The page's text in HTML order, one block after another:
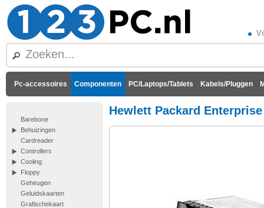
Pc-accessoires Componenten PC/Laptops/Tablets Kabels/Pluggen
Barebone
Behuizingen
Cardreader
Controllers
Cooling
Floppy
Geheugen
Geluidskaarten
Grafischekaart
Hewlett Packard Enterprise